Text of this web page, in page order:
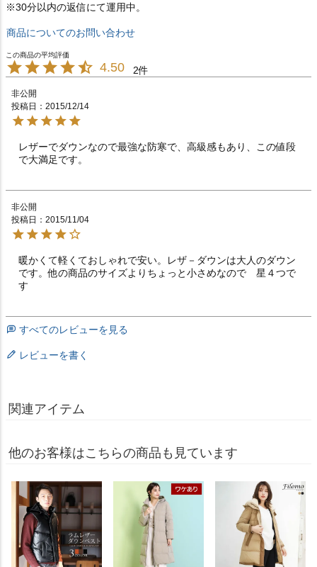
※30分以内の返信にて運用中。
商品についてのお問い合わせ
4.50 2
非公開
投稿日
2015/12/14
レザーでダウンなので最強な防寒で、高級感もあり、この値段
で大満足です。
非公開
投稿日
2015/11/04
暖かくて軽くておしゃれで安い。レザ－ダウンは大人のダウン
です。他の商品のサイズよりちょっと小さめなので　星４つで
す
すべてのレビューを見る
レビューを書く
関連アイテム
他のお客様はこちらの商品も見ています